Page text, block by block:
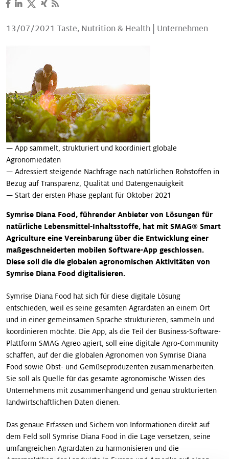
13/07/2021 Taste, Nutrition & Health Unternehmen
— App sammelt, strukturiert und koordiniert globale
Agronomiedaten
— Adressiert steigende Nachfrage nach natürlichen Rohstoffen in
Bezug auf Transparenz, Qualität und Datengenauigkeit
— Start der ersten Phase geplant für Oktober 2021
Symrise Diana Food, führender Anbieter von Lösungen für
natürliche Lebensmittel-Inhaltsstoffe, hat mit SMAG® Smart
Agriculture eine Vereinbarung über die Entwicklung einer
maßgeschneiderten mobilen Software-App geschlossen.
Diese soll die die globalen agronomischen Aktivitäten von
Symrise Diana Food digitalisieren.
Symrise Diana Food hat sich für diese digitale Lösung
entschieden, weil es seine gesamten Agrardaten an einem Ort
und in einer gemeinsamen Sprache strukturieren, sammeln und
koordinieren möchte. Die App, als die Teil der Business-Software-
Plattform SMAG Agreo agiert, soll eine digitale Agro-Community
schaffen, auf der die globalen Agronomen von Symrise Diana
Food sowie Obst- und Gemüseproduzenten zusammenarbeiten.
Sie soll als Quelle für das gesamte agronomische Wissen des
Unternehmens mit zusammenhängend und genau strukturierten
landwirtschaftlichen Daten dienen.
Das genaue Erfassen und Sichern von Informationen direkt auf
dem Feld soll Symrise Diana Food in die Lage versetzen, seine
umfangreichen Agrardaten zu harmonisieren und die